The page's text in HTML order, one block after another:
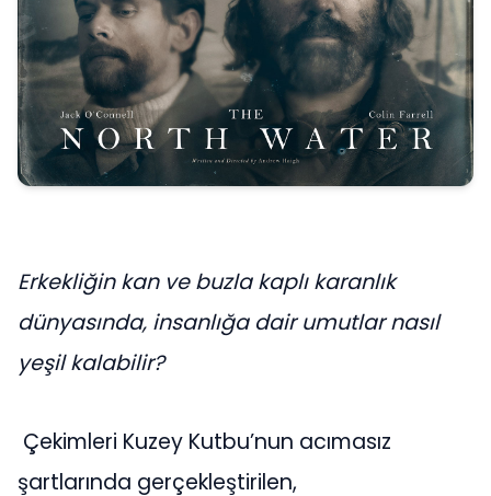
Erkekliğin kan ve buzla kaplı karanlık
dünyasında, insanlığa dair umutlar nasıl
yeşil kalabilir?
Çekimleri Kuzey Kutbu’nun acımasız
şartlarında gerçekleştirilen,